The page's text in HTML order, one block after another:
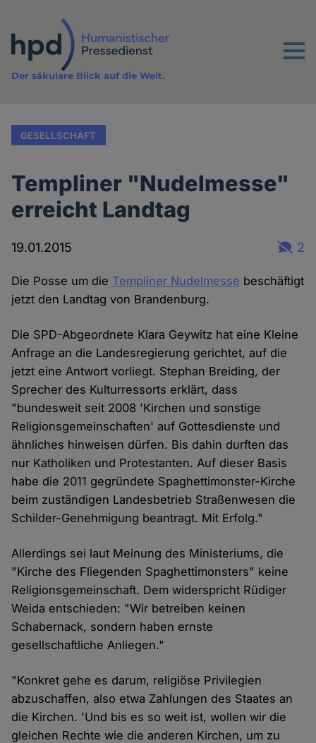
Inhalt
Menu
Der säkulare Blick auf die Welt.
GESELLSCHAFT
Templiner "Nudelmesse"
erreicht Landtag
19.01.2015 2
Die Posse um die Templiner Nudelmesse beschäftigt
jetzt den Landtag von Brandenburg.
Die SPD-Abgeordnete Klara Geywitz hat eine Kleine
Anfrage an die Landesregierung gerichtet, auf die
jetzt eine Antwort vorliegt. Stephan Breiding, der
Sprecher des Kulturressorts erklärt, dass
"bundesweit seit 2008 'Kirchen und sonstige
Religionsgemeinschaften' auf Gottesdienste und
ähnliches hinweisen dürfen. Bis dahin durften das
nur Katholiken und Protestanten. Auf dieser Basis
habe die 2011 gegründete Spaghettimonster-Kirche
beim zuständigen Landesbetrieb Straßenwesen die
Schilder-Genehmigung beantragt. Mit Erfolg."
Allerdings sei laut Meinung des Ministeriums, die
"Kirche des Fliegenden Spaghettimonsters" keine
Religionsgemeinschaft. Dem widerspricht Rüdiger
Weida entschieden: "Wir betreiben keinen
Schabernack, sondern haben ernste
gesellschaftliche Anliegen."
"Konkret gehe es darum, religiöse Privilegien
abzuschaffen, also etwa Zahlungen des Staates an
die Kirchen. 'Und bis es so weit ist, wollen wir die
gleichen Rechte wie die anderen Kirchen, um zu